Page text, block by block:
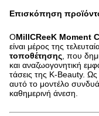
Επισκόπηση
ΟMillCReeK Moment
είναι μέρος της
τοποθέτησης , που
και αναζωογονητική
τάσεις της K-Beauty.
αυτό το μοντέλο
καθημερινή άνεση.